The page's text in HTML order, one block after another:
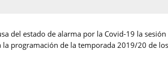
del estado de alarma por la Covid-19 la
la programación de la temporada 2019/20 de